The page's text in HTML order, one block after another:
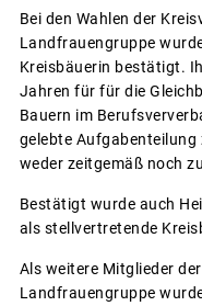
Bei den Wahlen der
Landfrauengruppe
Kreisbäuerin bestätigt.
Jahren für für die
Bauern im
gelebte Aufgabenteilung
weder zeitgemäß noch
Bestätigt wurde auch
als stellvertretende
Als weitere Mitglieder
Landfrauengruppe